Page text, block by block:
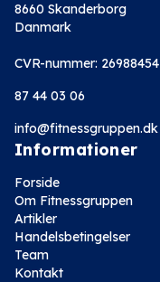
8660 Skanderborg
Danmark
CVR-nummer: 26988454
87 44 03 06
info@fitnessgruppen.dk
Informationer
Forside
Om Fitnessgruppen
Artikler
Handelsbetingelser
Team
Kontakt